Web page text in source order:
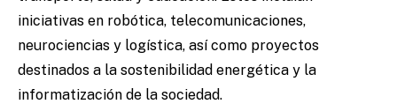
iniciativas en robótica, telecomunicaciones,
neurociencias y logística, así como proyectos
destinados a la sostenibilidad energética y la
informatización de la sociedad.